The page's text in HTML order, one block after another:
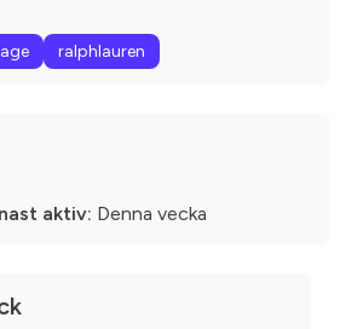
ralphlauren
aktiv: Denna vecka